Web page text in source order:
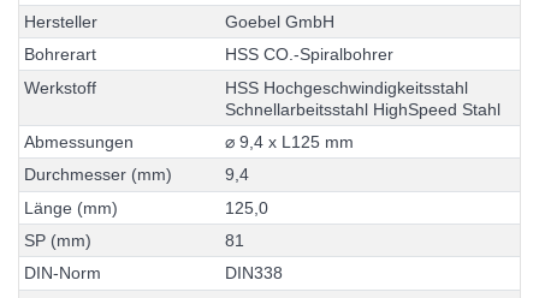
Hersteller Goebel GmbH
Bohrerart HSS CO. -Spiralbohrer
Werkstoff HSS Hochgeschwindigkeitsstahl
Schnellarbeitsstahl HighSpeed Stahl
Abmessungen ⌀ 9 4 x L 1 25 mm
Durchmesser (mm) 9,4
Länge (mm) 1 25, 0
SP (mm) 81
DIN-Norm DIN338